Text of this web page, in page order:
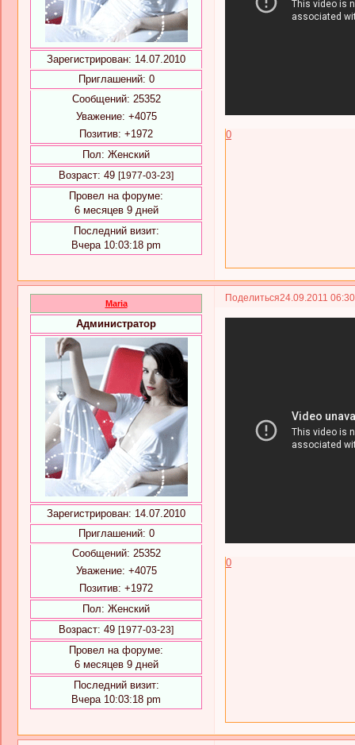
Зарегистрирован: 14.07.2010
Приглашений: 0
Сообщений: 25352
Уважение: +4075
Позитив: +1972
Пол: Женский
Возраст: 49 [1977-03-23]
Провел на форуме:
6 месяцев 9 дней
Последний визит:
Вчера 10:03:18 pm
0
Поделиться24.09.2011
Maria
Администратор
Зарегистрирован: 14.07.2010
Приглашений: 0
Сообщений: 25352
Уважение: +4075
Позитив: +1972
Пол: Женский
Возраст: 49 [1977-03-23]
Провел на форуме:
6 месяцев 9 дней
Последний визит:
Вчера 10:03:18 pm
0